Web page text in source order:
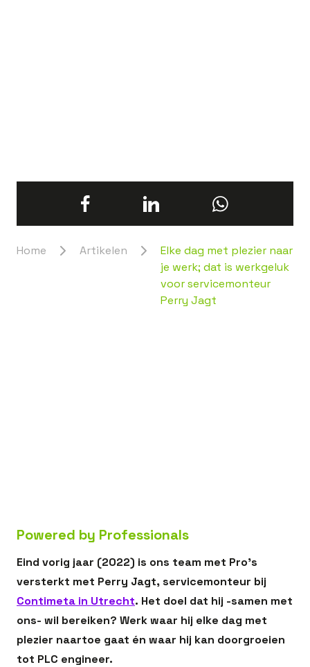
Home Artikelen
Elke dag met plezier naar
je werk; dat is werkgeluk
voor servicemonteur
Perry Jagt
Powered by Professionals
Eind vorig jaar (2022) is ons team met Pro’s
versterkt met Perry Jagt, servicemonteur bij
Contimeta in Utrecht. Het doel dat hij -samen met
ons- wil bereiken? Werk waar hij elke dag met
plezier naartoe gaat én waar hij kan doorgroeien
tot PLC engineer.